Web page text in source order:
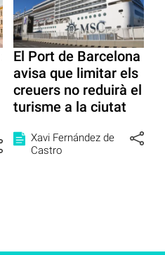
El Port de Barcelona
avisa que limitar els
creuers no reduirà el
turisme a la ciutat
Xavi Fernández de
Castro